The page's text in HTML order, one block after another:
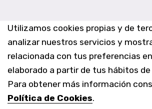
Utilizamos cookies propias y de
analizar nuestros servicios y
relacionada con tus preferencias
elaborado a partir de tus hábitos
Para obtener más información
Política de Cookies.